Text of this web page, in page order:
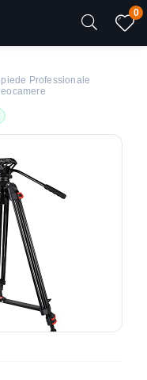
0
Professionale